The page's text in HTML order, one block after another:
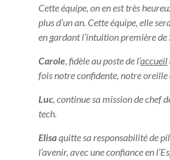
Cette équipe, on en est très
plus d’un an. Cette équipe, elle
en gardant l’intuition première de
Carole, fidèle au poste de l’accueil
fois notre confidente, notre
Luc, continue sa mission de chef
tech.
Elisaquitte sa responsabilité de
l’avenir, avec une confiance en